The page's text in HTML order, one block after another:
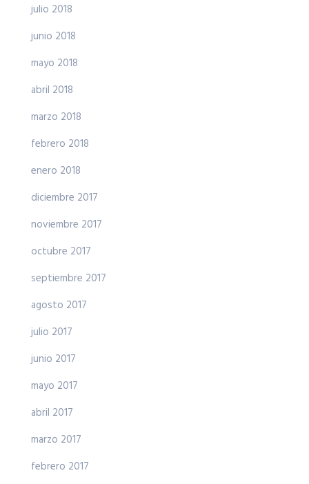
julio 2018
junio 2018
mayo 2018
abril 2018
marzo 2018
febrero 2018
enero 2018
diciembre 2017
noviembre 2017
octubre 2017
septiembre 2017
agosto 2017
julio 2017
junio 2017
mayo 2017
abril 2017
marzo 2017
febrero 2017